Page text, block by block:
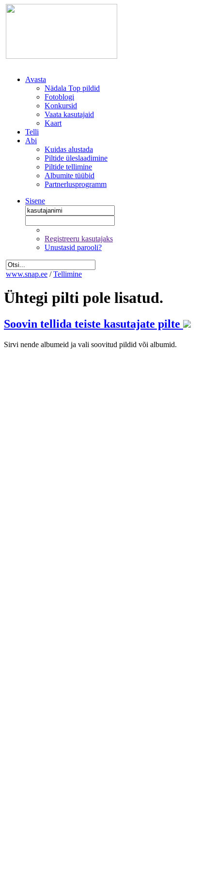
Avasta
Nädala Top pildid
Fotoblogi
Konkursid
Vaata kasutajaid
Kaart
Telli
Abi
Kuidas alustada
Piltide üleslaadimine
Piltide tellimine
Albumite tüübid
Partnerlusprogramm
Sisene
Registreeru kasutajaks
Unustasid parooli?
www.snap.ee / Tellimine
Ühtegi pilti pole lisatud.
Soovin tellida teiste kasutajate pilte
Sirvi nende albumeid ja vali soovitud pildid või albumid.